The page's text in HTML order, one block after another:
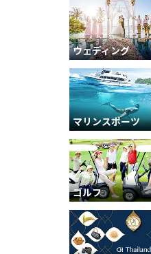
ウェディング
マリンスポーツ
ゴルフ